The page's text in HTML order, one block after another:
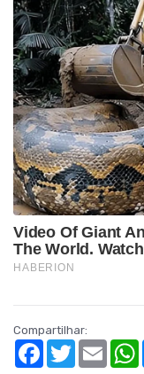
Compartilhar:
Facebook
TwitterEmail